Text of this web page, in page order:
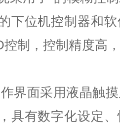
下位机控制器和
制，控制精度高
界面采用液晶触
具有数字化设定